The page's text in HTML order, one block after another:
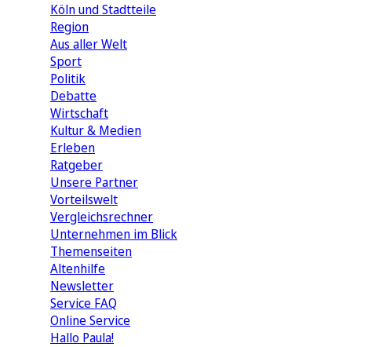
Köln und Stadtteile
Region
Aus aller Welt
Sport
Politik
Debatte
Wirtschaft
Kultur & Medien
Erleben
Ratgeber
Unsere Partner
Vorteilswelt
Vergleichsrechner
Unternehmen im Blick
Themenseiten
Altenhilfe
Newsletter
Service FAQ
Online Service
Hallo Paula!